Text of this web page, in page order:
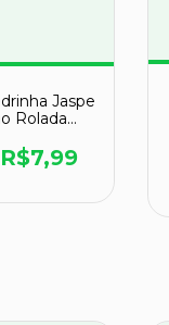
Jaspe
Rolada
R$7,99